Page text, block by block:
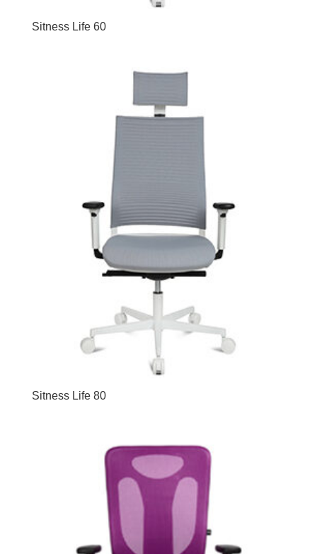
Sitness Life 60
Sitness Life 80